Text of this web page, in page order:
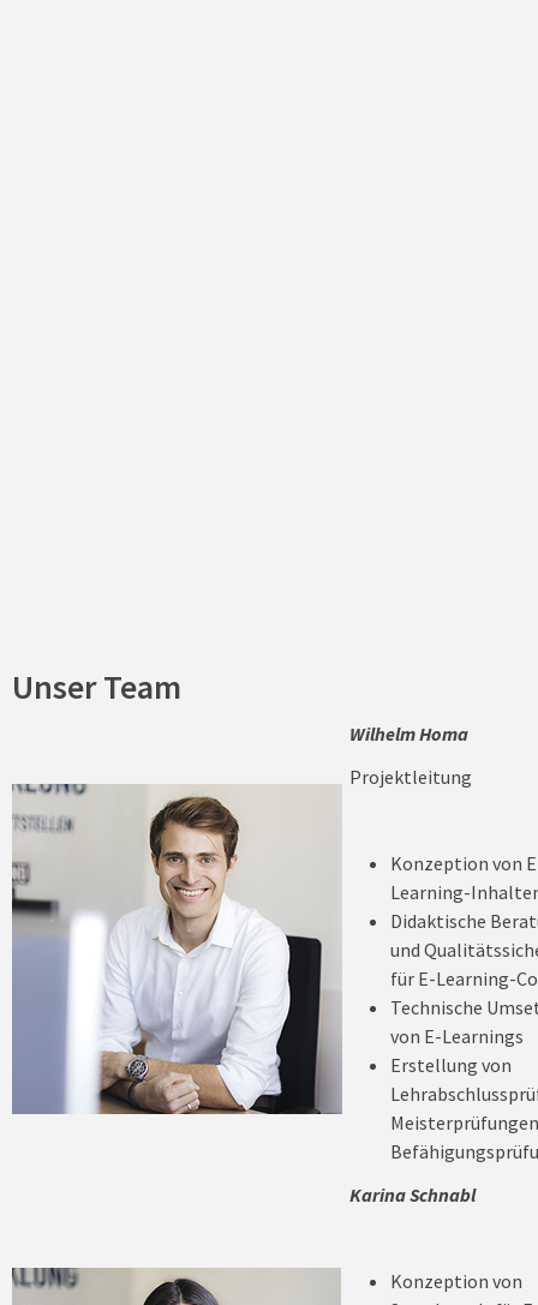
Unser Team
Wilhelm Homa
Projektleitung
Konzeption von
Learning-
Didaktische
und
für E-Learning-
Technische
von E-Learnings
Erstellung von
Karina Schnabl
Konzeption von